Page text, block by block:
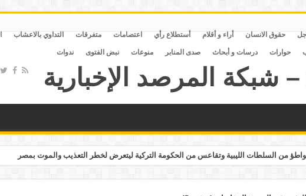
حقوق الانسان أراء و أقلام أستطلاع رأي اعتصامات متفرقات التداوي بالاعشاب
حوارات درسات و أبحاث صدى المنابر منوعات نبض الفتوى ندوات
من السلطات الليبية وتقاعس من الحكومة التركية ليتعرض لخطر التعذيب والموت بمصر